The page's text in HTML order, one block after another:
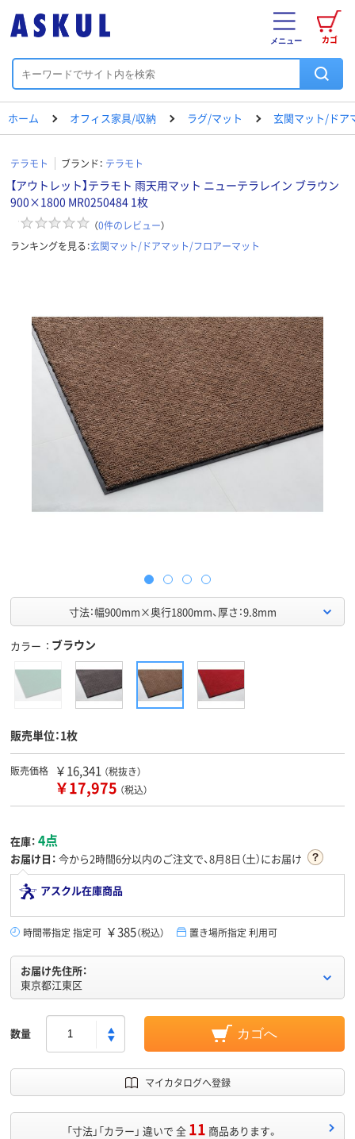
カゴ
メニュー
ホーム オフィス家具/収納 ラグ/マット 玄関マット/ドア
テラモト ブランド： テラモト
【アウトレット】テラモト 雨天用マット ニューテラレイン ブラウン
900×1800 MR0250484 1枚
（0件のレビュー）
ランキングを見る：玄関マット/ドアマット/フロアーマット
寸法：幅900mm×奥行1800mm、厚さ：9.8mm
カラー ブラウン
販売単位：1枚
販売価格 ￥16,341 （税抜き）
￥17,975 （税込）
在庫： 4点
お届け日： 今から2時間6分以内のご注文で、8月8日（土）にお届け
アスクル在庫商品
時間帯指定 指定可 ￥385（税込） 置き場所指定 利用可
お届け先住所：
東京都江東区
数量 カゴへ
マイカタログへ登録
「寸法」「カラー」 違いで 全 11 商品あります。